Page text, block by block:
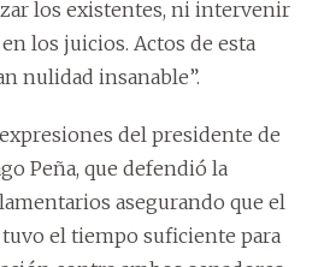
los existentes, ni intervenir
los juicios. Actos de esta
nulidad insanable”.
del presidente de
Peña, que defendió la
asegurando que el
el tiempo suficiente para